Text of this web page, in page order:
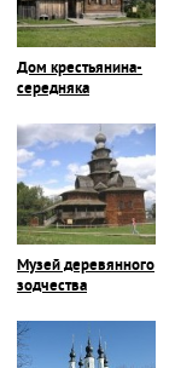
Дом крестьянина-
середняка
Музей деревянного
зодчества